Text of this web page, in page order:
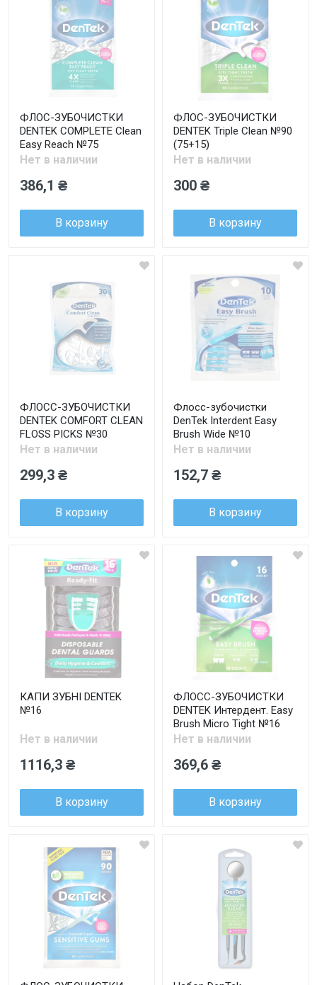
ФЛОС-ЗУБОЧИСТКИ
DENTEK COMPLETE Clean
Easy Reach №75
Нет в наличии
386,1 ₴
В корзину
ФЛОС-ЗУБОЧИСТКИ
DENTEK Triple Clean №90
(75+15)
Нет в наличии
300 ₴
В корзину
ФЛОСС-ЗУБОЧИСТКИ
DENTEK COMFORT CLEAN
FLOSS PICKS №30
Нет в наличии
299,3 ₴
В корзину
Флосс-зубочистки
DenTek Interdent Easy
Brush Wide №10
Нет в наличии
152,7 ₴
В корзину
КАПИ ЗУБНІ DENTEK
№16
Нет в наличии
1116,3 ₴
В корзину
ФЛОСС-ЗУБОЧИСТКИ
DENTEK Интердент. Easy
Brush Micro Tight №16
Нет в наличии
369,6 ₴
В корзину